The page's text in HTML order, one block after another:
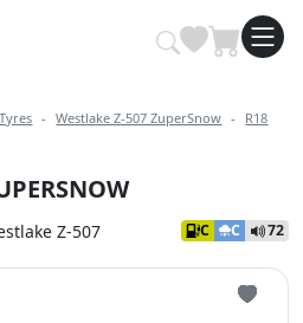
шины
Westlake Z-507 ZuperSnow
R18
Z-507 C C 72